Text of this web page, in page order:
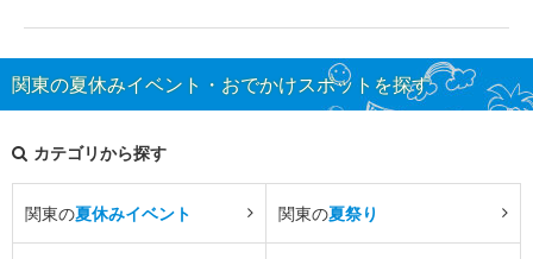
関東の夏休みイベント・おでかけスポットを探す
カテゴリから探す
関東の夏休みイベント 関東の夏祭り